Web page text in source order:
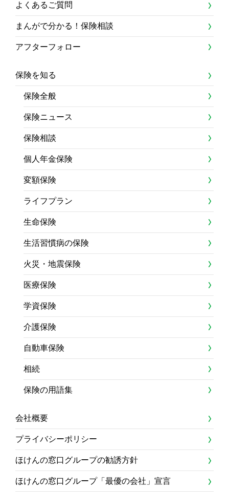
よくあるご質問
まんがで分かる！保険相談
アフターフォロー
保険を知る
保険全般
保険ニュース
保険相談
個人年金保険
変額保険
ライフプラン
生命保険
生活習慣病の保険
火災・地震保険
医療保険
学資保険
介護保険
自動車保険
相続
保険の用語集
会社概要
プライバシーポリシー
ほけんの窓口グループの勧誘方針
ほけんの窓口グループ「最優の会社」宣言